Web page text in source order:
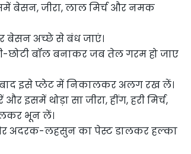
बेसन, जीरा, लाल मिर्च और नमक
बेसन अच्छे से बंध जाएं।
बॉल बनाकर जब तेल गरम हो जाए
इसे प्लेट में निकालकर अलग रख लें।
थोड़ा सा जीरा, हींग, हरी मिर्च,
भून लें।
अदरक-लहसुन का पेस्ट डालकर हल्का